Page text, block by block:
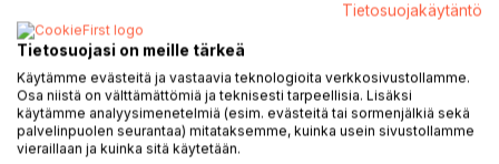
Lisää muistilistalle
Arvostele tuote
Tietosuojakäytäntö
Tietosuojasi on meille tärkeä
Käytämme evästeitä ja vastaavia teknologioita verkkosivustollamme.
Osa niistä on välttämättömiä ja teknisesti tarpeellisia. Lisäksi
käytämme analyysimenetelmiä (esim. evästeitä tai sormenjälkiä sekä
palvelinpuolen seurantaa) mitataksemme, kuinka usein sivustollamme
vieraillaan ja kuinka sitä käytetään.